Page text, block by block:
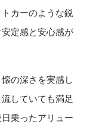
カーのような鋭
定感と安心感が
の深さを実感し
していても満足
乗ったアリュー